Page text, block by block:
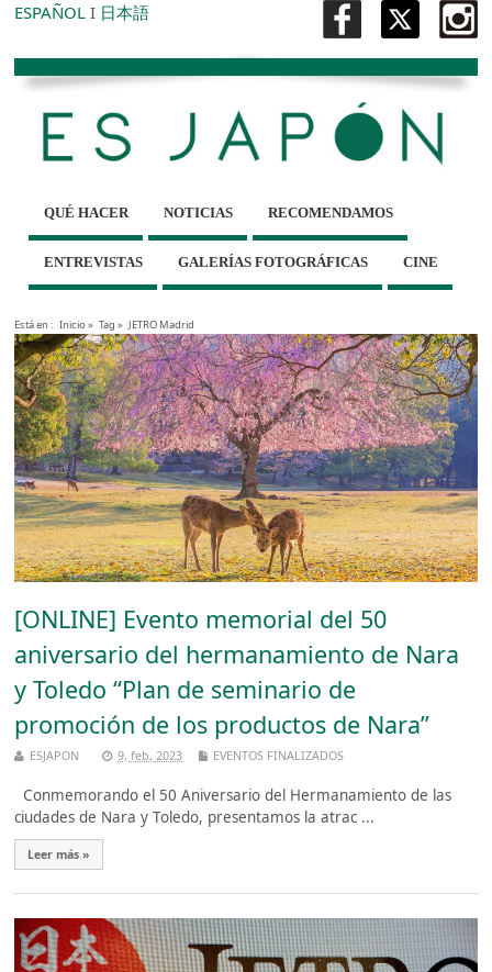
ESPAÑOL I 日本語
QUÉ HACER NOTICIAS RECOMENDAMOS
ENTREVISTAS GALERÍAS FOTOGRÁFICAS CINE
Está en : Inicio» Tag » JETRO Madrid
[ONLINE] Evento memorial del 50
aniversario del hermanamiento de Nara
y Toledo “Plan de seminario de
promoción de los productos de Nara”
ESJAPON 9, feb, 2023 EVENTOS FINALIZADOS
Conmemorando el 50 Aniversario del Hermanamiento de las
ciudades de Nara y Toledo, presentamos la atrac ...
Leer más »